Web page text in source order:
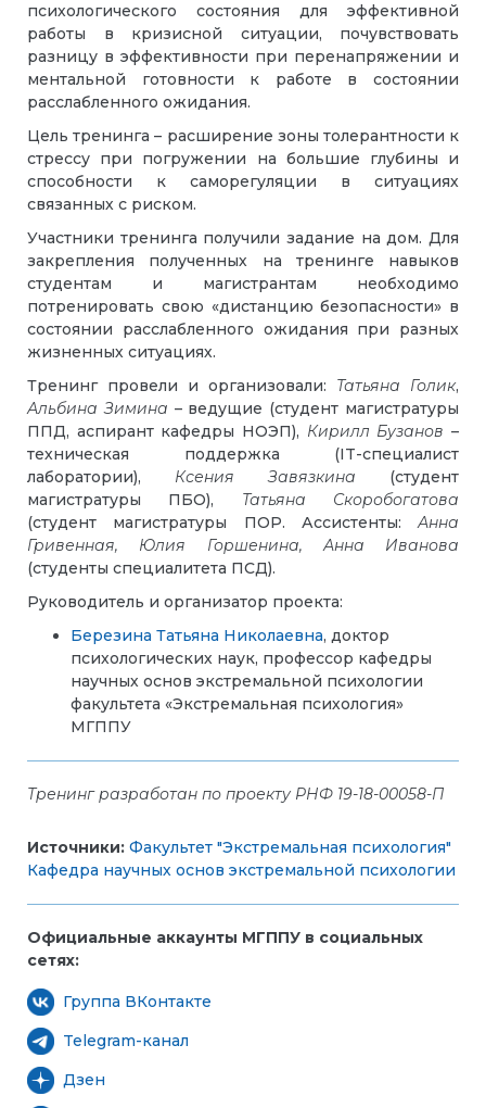
психологического состояния для эффективной
работы в кризисной ситуации, почувствовать
разницу в эффективности при перенапряжении и
ментальной готовности к работе в состоянии
расслабленного ожидания.
Цель тренинга – расширение зоны толерантности к
стрессу при погружении на большие глубины и
способности к саморегуляции в ситуациях
связанных с риском.
Участники тренинга получили задание на дом. Для
закрепления полученных на тренинге навыков
студентам и магистрантам необходимо
потренировать свою «дистанцию безопасности» в
состоянии расслабленного ожидания при разных
жизненных ситуациях.
Тренинг провели и организовали: Татьяна Голик,
Альбина Зимина – ведущие (студент магистратуры
ППД, аспирант кафедры НОЭП), Кирилл Бузанов –
техническая поддержка (IT-специалист
лаборатории), Ксения Завязкина (студент
магистратуры ПБО), Татьяна Скоробогатова
(студент магистратуры ПОР. Ассистенты:Анна
Гривенная, Юлия Горшенина, Анна Иванова
(студенты специалитета ПСД).
Руководитель и организатор проекта:
Березина Татьяна Николаевна, доктор
психологических наук, профессор кафедры
научных основ экстремальной психологии
факультета «Экстремальная психология»
МГППУ
Тренинг разработан по проекту РНФ 19-18-00058-П
Источники: Факультет "Экстремальная психология"
Кафедра научных основ экстремальной психологии
Официальные аккаунты МГППУ в социальных
сетях:
Группа ВКонтакте
Telegram-канал
Дзен